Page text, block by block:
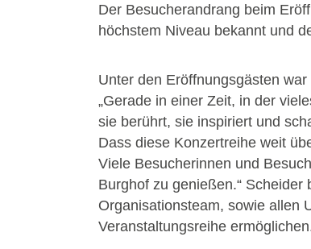
Der Besucherandrang beim
höchstem Niveau bekannt und
Unter den Eröffnungsgästen
„Gerade in einer Zeit, in der
sie berührt, sie inspiriert und
Dass diese Konzertreihe weit
Viele Besucherinnen und
Burghof zu genießen.“
Organisationsteam, sowie allen
Veranstaltungsreihe